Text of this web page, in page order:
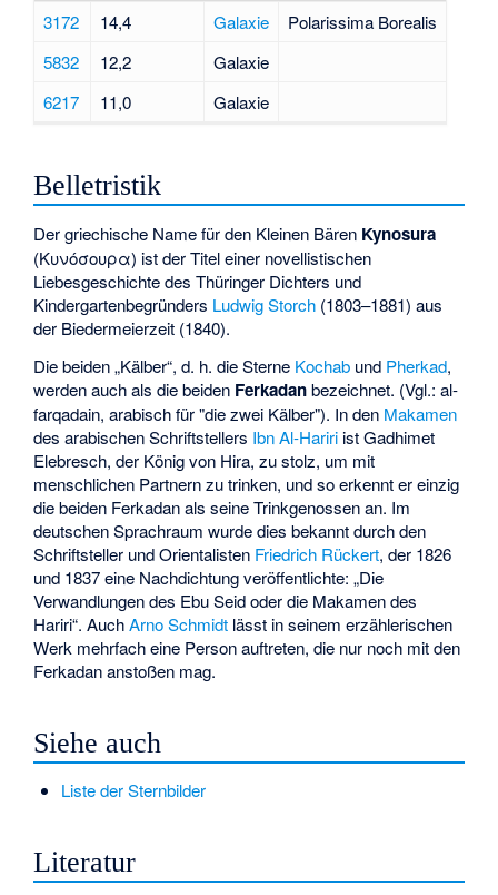
3172 14,4 Galaxie
Polarissima Borealis
5832
12,2
Galaxie
6217
11,0 Galaxie
Belletristik
Der griechische Name für den Kleinen Bären Kynosura
(Κυνόσουρα) ist der Titel einer novellistischen
Liebesgeschichte des Thüringer Dichters und
Kindergartenbegründers Ludwig Storch (1803–1881) aus
der Biedermeierzeit (1840).
Die beiden „Kälber“, d. h. die Sterne Kochab und Pherkad,
werden auch als die beiden Ferkadanbezeichnet. (Vgl.: al-
farqadain, arabisch für "die zwei Kälber"). In den Makamen
des arabischen Schriftstellers Ibn Al-Hariri ist Gadhimet
Elebresch, der König von Hira, zu stolz, um mit
menschlichen Partnern zu trinken, und so erkennt er einzig
die beiden Ferkadan als seine Trinkgenossen an. Im
deutschen Sprachraum wurde dies bekannt durch den
Schriftsteller und Orientalisten Friedrich Rückert, der 1826
und 1837 eine Nachdichtung veröffentlichte: „Die
Verwandlungen des Ebu Seid oder die Makamen des
Hariri“. AuchArno Schmidt lässt in seinem erzählerischen
Werk mehrfach eine Person auftreten, die nur noch mit den
Ferkadan anstoßen mag.
Siehe auch
Liste der Sternbilder
Literatur